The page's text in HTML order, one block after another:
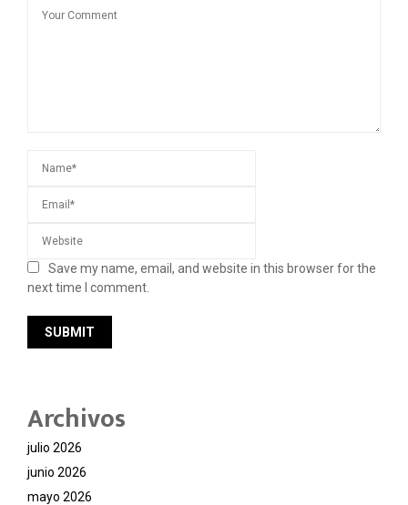
Save my name, email, and website in this browser for the
next time I comment.
Archivos
julio 2026
junio 2026
mayo 2026